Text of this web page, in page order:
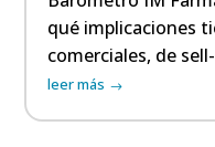
qué implicaciones
comerciales, de
leer más